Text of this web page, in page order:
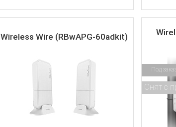
Wireless Wire (RBwAPG-60adkit)
Под
Снят с